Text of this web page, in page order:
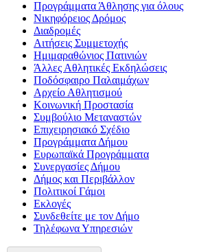
Προγράμματα Άθλησης για όλους
Νικηφόρειος Δρόμος
Διαδρομές
Αιτήσεις Συμμετοχής
Ημιμαραθώνιος Πατινιών
Άλλες Αθλητικές Εκδηλώσεις
Ποδόσφαιρο Παλαιμάχων
Αρχείο Αθλητισμού
Κοινωνική Προστασία
Συμβούλιο Μεταναστών
Επιχειρησιακό Σχέδιο
Προγράμματα Δήμου
Ευρωπαϊκά Προγράμματα
Συνεργασίες Δήμου
Δήμος και Περιβάλλον
Πολιτικοί Γάμοι
Εκλογές
Συνδεθείτε με τον Δήμο
Τηλέφωνα Υπηρεσιών